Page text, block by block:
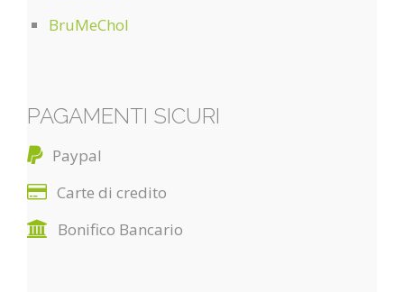
BruMeChol
PAGAMENTI SICURI
Paypal
Carte di credito
Bonifico Bancario